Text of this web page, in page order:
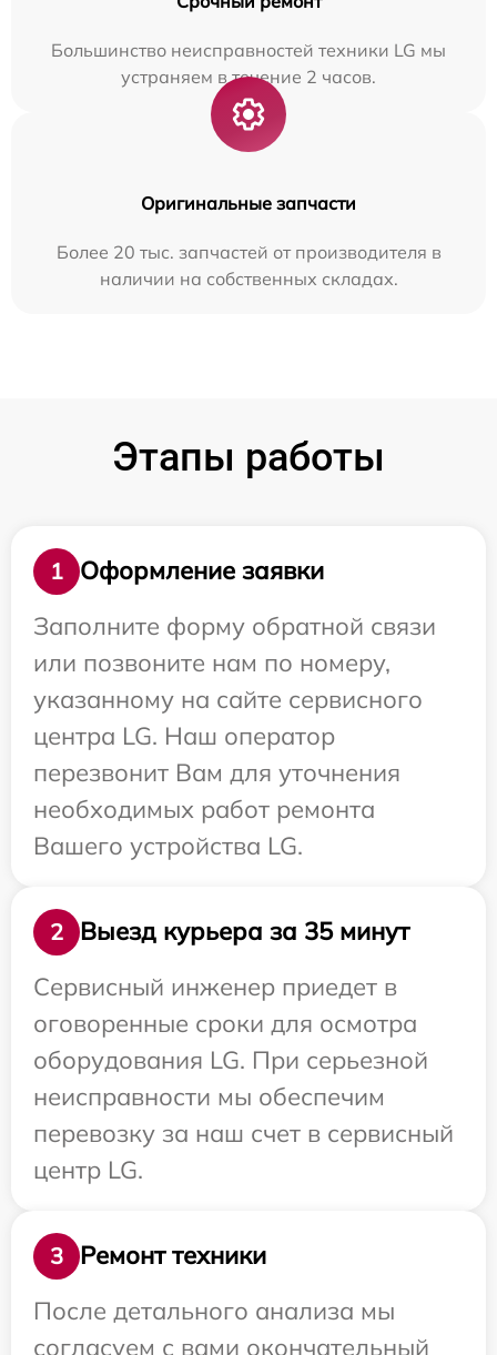
Большинство неисправностей техники LG мы
устраняем в течение 2 часов.
Оригинальные запчасти
Более 20 тыс. запчастей от производителя в
наличии на собственных складах.
Этапы работы
1
Оформление заявки
Заполните форму обратной связи
или позвоните нам по номеру,
указанному на сайте сервисного
центра LG. Наш оператор
перезвонит Вам для уточнения
необходимых работ ремонта
Вашего устройства LG.
2
Выезд курьера за 35 минут
Сервисный инженер приедет в
оговоренные сроки для осмотра
оборудования LG. При серьезной
неисправности мы обеспечим
перевозку за наш счет в сервисный
центр LG.
3
Ремонт техники
После детального анализа мы
согласуем с вами окончательный